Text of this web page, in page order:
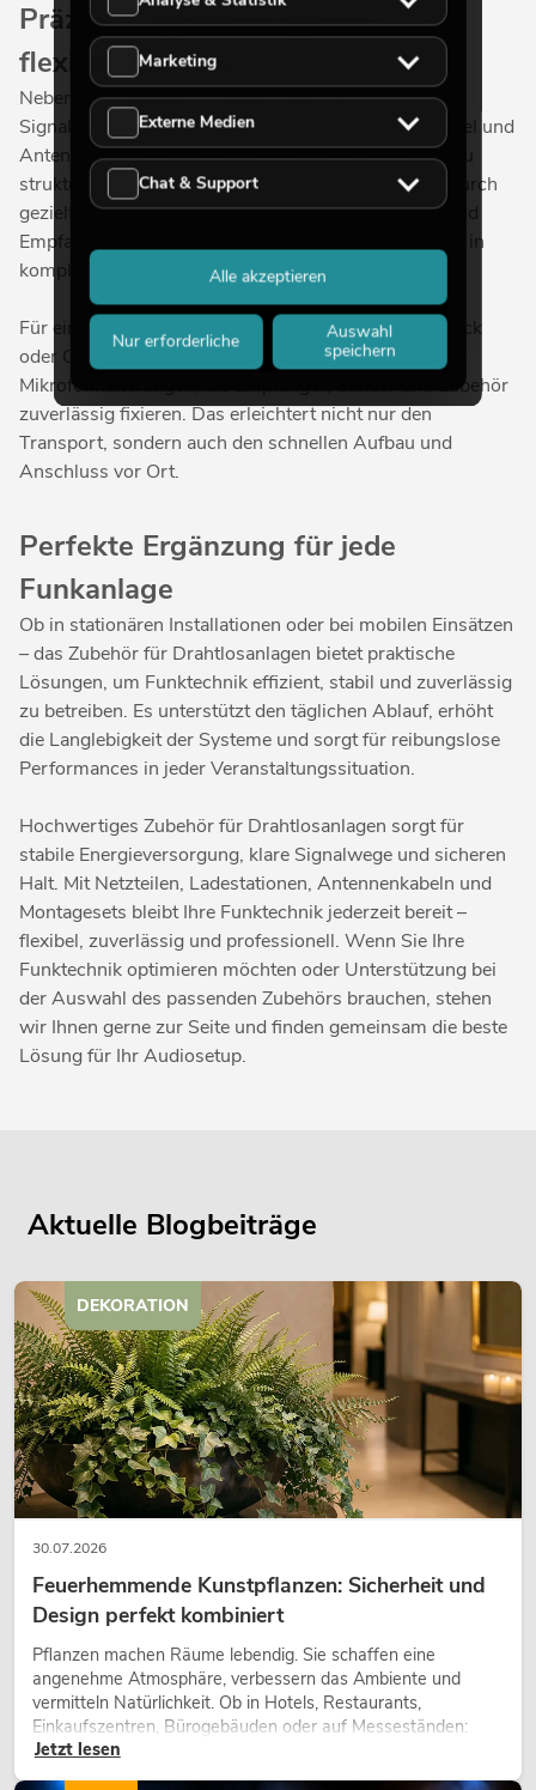
Präzises Signalmanagement und
flexible Montage
Neben der Energieversorgung spielt das
Signalmanagement eine zentrale Rolle. Antennenkabel und
Antenna Splitter helfen dabei, Funkstrecken sauber zu
strukturieren und die Signalqualität zu optimieren. Durch
gezielt platzierte Antennen lassen sich Reichweite und
Empfangssicherheit deutlich verbessern – besonders in
komplexen Bühnen- oder Mehrraumszenarien.
Für eine sichere und platzsparende Integration im Rack
oder Case sorgen Rackmontage-Sets und
Mikrofonhalterungen, die Empfänger, Sender und Zubehör
zuverlässig fixieren. Das erleichtert nicht nur den
Transport, sondern auch den schnellen Aufbau und
Anschluss vor Ort.
Perfekte Ergänzung für jede
Funkanlage
Ob in stationären Installationen oder bei mobilen Einsätzen
– das Zubehör für Drahtlosanlagen bietet praktische
Lösungen, um Funktechnik effizient, stabil und zuverlässig
zu betreiben. Es unterstützt den täglichen Ablauf, erhöht
die Langlebigkeit der Systeme und sorgt für reibungslose
Performances in jeder Veranstaltungssituation.
Hochwertiges Zubehör für Drahtlosanlagen sorgt für
stabile Energieversorgung, klare Signalwege und sicheren
Halt. Mit Netzteilen, Ladestationen, Antennenkabeln und
Montagesets bleibt Ihre Funktechnik jederzeit bereit –
flexibel, zuverlässig und professionell. Wenn Sie Ihre
Funktechnik optimieren möchten oder Unterstützung bei
der Auswahl des passenden Zubehörs brauchen, stehen
wir Ihnen gerne zur Seite und finden gemeinsam die beste
Lösung für Ihr Audiosetup.
Aktuelle Blogbeiträge
30.07.2026
Feuerhemmende Kunstpflanzen: Sicherheit und
Design perfekt kombiniert
Pflanzen machen Räume lebendig. Sie schaffen eine
angenehme Atmosphäre, verbessern das Ambiente und
vermitteln Natürlichkeit. Ob in Hotels, Restaurants,
Einkaufszentren, Bürogebäuden oder auf Messeständen:
eine hochwertige Begrünung gehört heute längst zum
modernen Raumkonzept.
Jetzt lesen
DEKORATION
Marketing
Externe Medien
Chat & Support
Nur erforderliche
Auswahl
speichern
Alle akzeptieren